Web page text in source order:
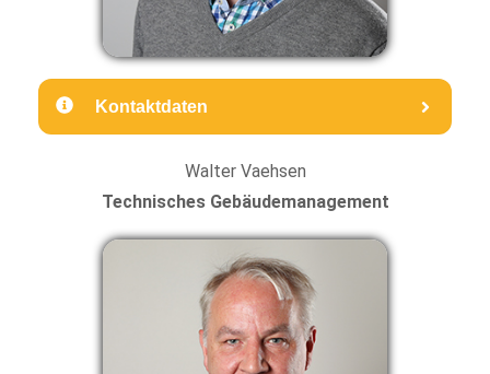
Kontaktdaten
Walter Vaehsen
Technisches Gebäudemanagement